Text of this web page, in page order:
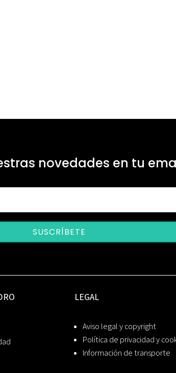
novedades en tu
SUSCRÍBETE
LEGAL
Aviso legal y copyright
Política de privacidad y
Información de transporte